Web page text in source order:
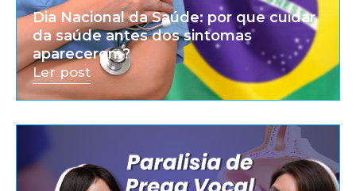
Dia Nacional da Saúde: por que cuidar
da saúde antes dos sintomas
aparecerem?
Ler post